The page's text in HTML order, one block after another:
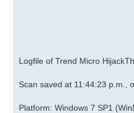
Logfile of Trend Micro
Scan saved at 11:44:23 p.m.,
Platform: Windows 7 SP1